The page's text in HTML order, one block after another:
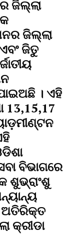
ଜିଲ୍ଲା
ଜିଲ୍ଲା
ଜିତୁ
। ଏହି
ବିଭାଗରେ
ଶୁଭ୍ରାଂଶୁ
କ୍ରୀଡା